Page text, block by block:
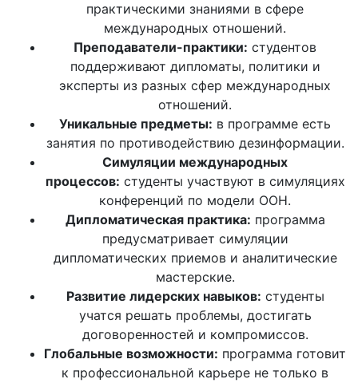
практическими знаниями в сфере
международных отношений.
Преподаватели-практики: студентов
поддерживают дипломаты, политики и
эксперты из разных сфер международных
отношений.
Уникальные предметы: в программе есть
занятия по противодействию дезинформации.
Симуляции международных
процессов: студенты участвуют в симуляциях
конференций по модели ООН.
Дипломатическая практика: программа
предусматривает симуляции
дипломатических приемов и аналитические
мастерские.
Развитие лидерских навыков: студенты
учатся решать проблемы, достигать
договоренностей и компромиссов.
Глобальные возможности: программа готовит
к профессиональной карьере не только в